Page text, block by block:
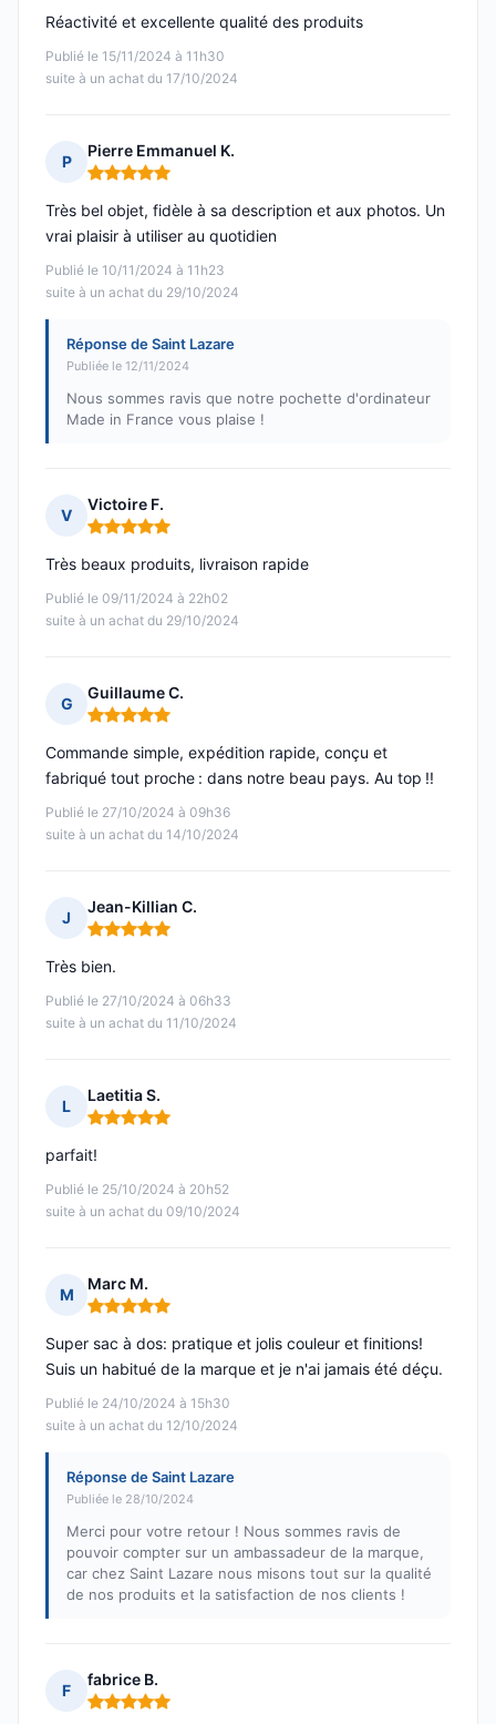
Publié le 15/11/2024 à 11h30
suite à un achat du 17/10/2024
Réactivité et excellente qualité des produits
P
Pierre Emmanuel K.
Note : 5 sur 5
Publié le 10/11/2024 à 11h23
suite à un achat du 29/10/2024
Très bel objet, fidèle à sa description et aux photos. Un
vrai plaisir à utiliser au quotidien
Réponse de Saint Lazare
Publiée le 12/11/2024
Nous sommes ravis que notre pochette d'ordinateur
Made in France vous plaise !
V
Victoire F.
Note : 5 sur 5
Publié le 09/11/2024 à 22h02
suite à un achat du 29/10/2024
Très beaux produits, livraison rapide
G
Guillaume C.
Note : 5 sur 5
Publié le 27/10/2024 à 09h36
suite à un achat du 14/10/2024
Commande simple, expédition rapide, conçu et
fabriqué tout proche : dans notre beau pays. Au top !!
J
Jean-Killian C.
Note : 5 sur 5
Publié le 27/10/2024 à 06h33
suite à un achat du 11/10/2024
Très bien.
L
Laetitia S.
Note : 5 sur 5
Publié le 25/10/2024 à 20h52
suite à un achat du 09/10/2024
parfait!
M
Marc M.
Note : 5 sur 5
Publié le 24/10/2024 à 15h30
suite à un achat du 12/10/2024
Super sac à dos: pratique et jolis couleur et finitions!
Suis un habitué de la marque et je n'ai jamais été déçu.
Réponse de Saint Lazare
Publiée le 28/10/2024
Merci pour votre retour ! Nous sommes ravis de
pouvoir compter sur un ambassadeur de la marque,
car chez Saint Lazare nous misons tout sur la qualité
de nos produits et la satisfaction de nos clients !
F
fabrice B.
Note : 5 sur 5